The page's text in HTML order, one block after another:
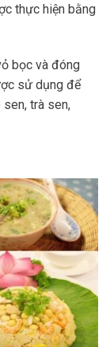
thực hiện bằng
bọc và đóng
sử dụng để
sen, trà sen,